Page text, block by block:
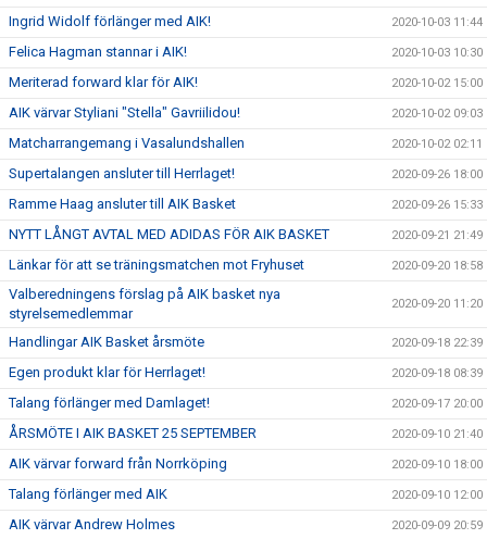
Ingrid Widolf förlänger med AIK! 2020-10-03 11:44
Felica Hagman stannar i AIK! 2020-10-03 10:30
Meriterad forward klar för AIK! 2020-10-02 15:00
AIK värvar Styliani "Stella" Gavriilidou! 2020-10-02 09:03
Matcharrangemang i Vasalundshallen 2020-10-02 02:11
Supertalangen ansluter till Herrlaget! 2020-09-26 18:00
Ramme Haag ansluter till AIK Basket 2020-09-26 15:33
NYTT LÅNGT AVTAL MED ADIDAS FÖR AIK BASKET 2020-09-21 21:49
Länkar för att se träningsmatchen mot Fryhuset 2020-09-20 18:58
Valberedningens förslag på AIK basket nya
styrelsemedlemmar
2020-09-20 11:20
Handlingar AIK Basket årsmöte 2020-09-18 22:39
Egen produkt klar för Herrlaget! 2020-09-18 08:39
Talang förlänger med Damlaget! 2020-09-17 20:00
ÅRSMÖTE I AIK BASKET 25 SEPTEMBER 2020-09-10 21:40
AIK värvar forward från Norrköping 2020-09-10 18:00
Talang förlänger med AIK 2020-09-10 12:00
AIK värvar Andrew Holmes 2020-09-09 20:59